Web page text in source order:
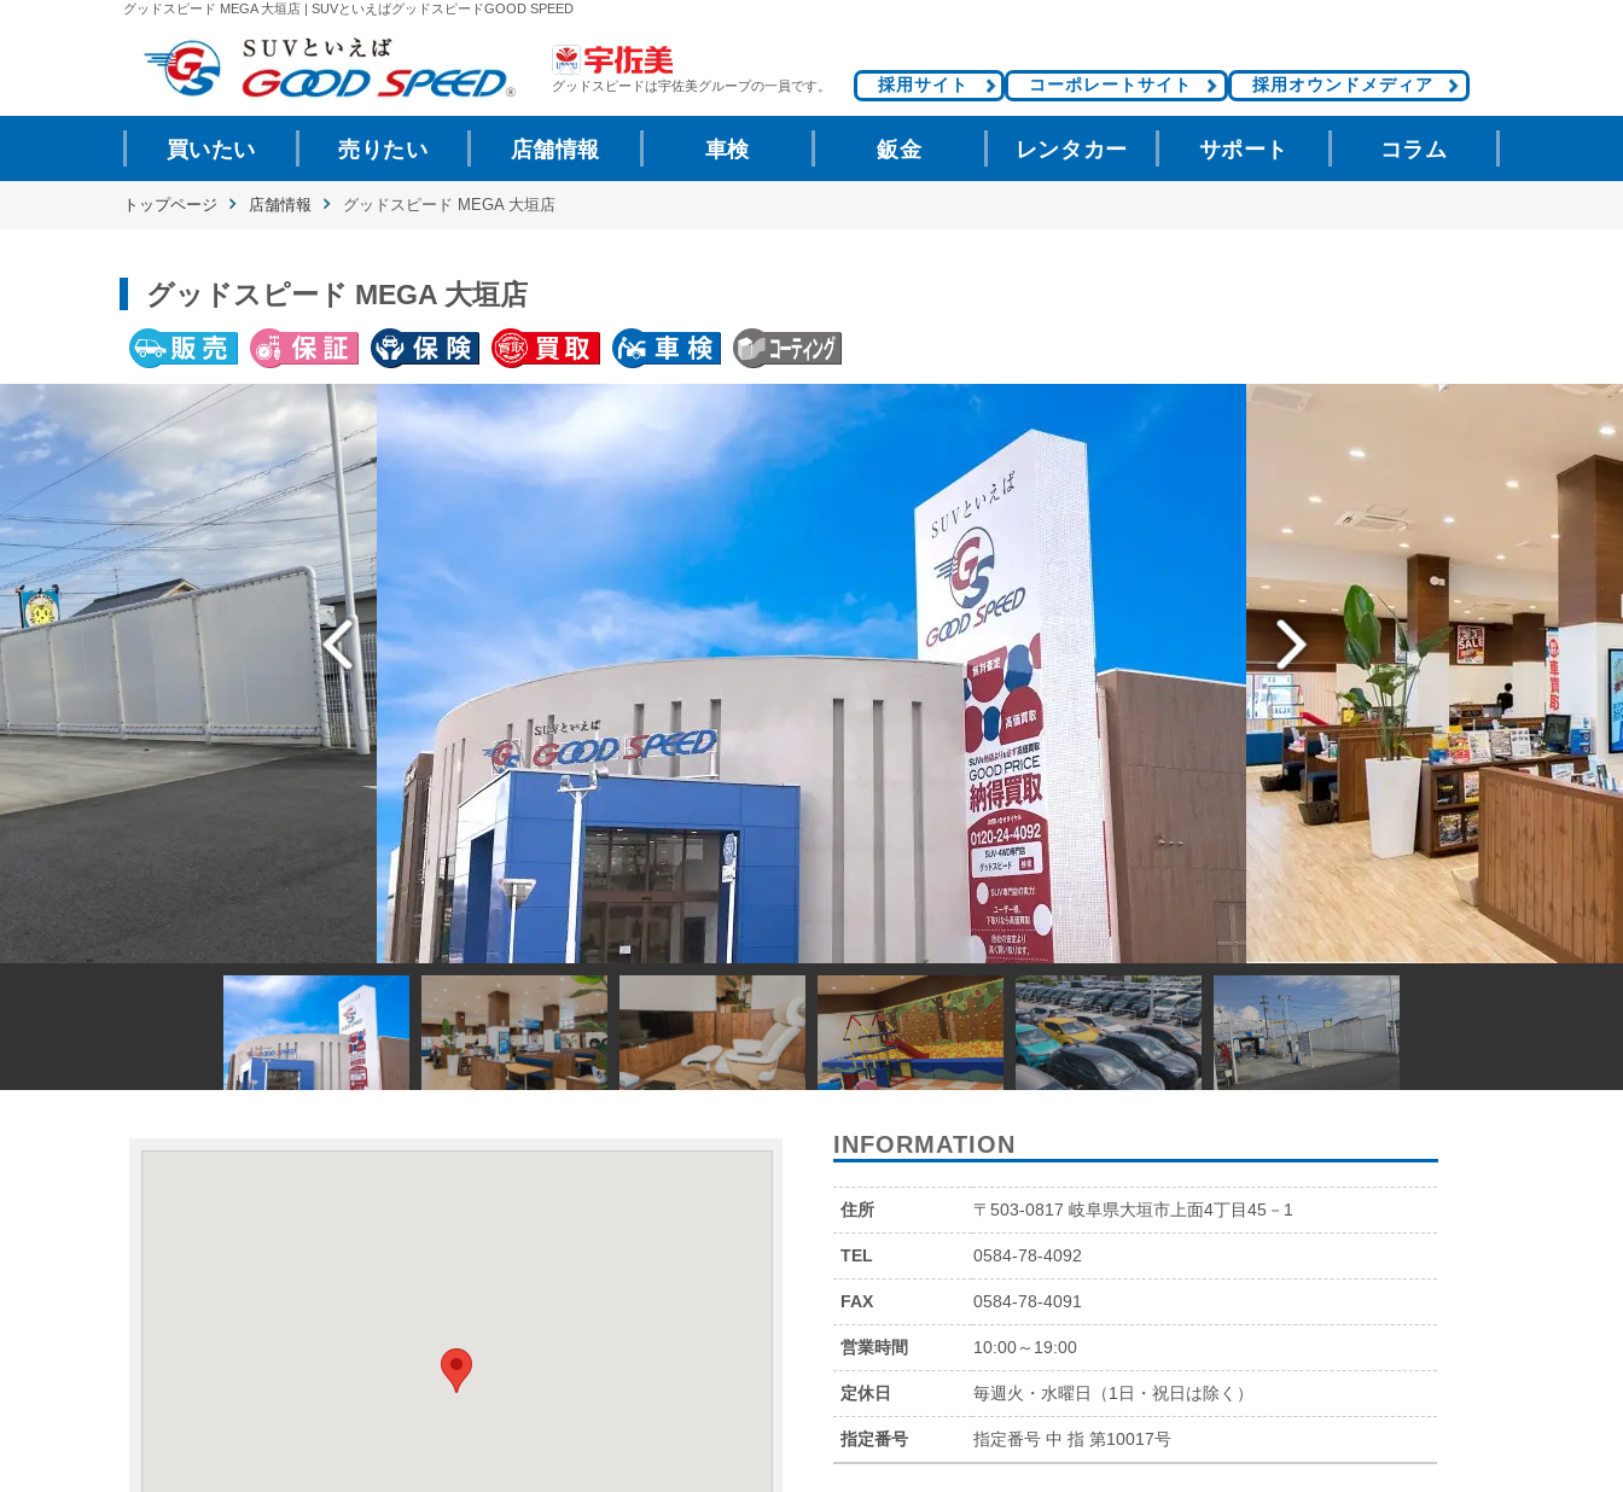
グッドスピード MEGA 大垣店 | SUVといえばグッドスピードGOOD SPEED
グッドスピードは宇佐美グループの一員です。 採用サイト コーポレートサイト 採用オウンドメディア
買いたい 売りたい 店舗情報 車検 鈑金 レンタカー サポート コラム
トップページ 店舗情報 グッドスピード MEGA 大垣店
グッドスピード MEGA 大垣店
様もお気軽にご利用下さい。 ＧＯＯＤＳＰＥＥＤ岐阜２店舗目は大型のＭＥＧＡ大垣店☆総在庫２００台ＯＶＥＲ！！ ショールームは開放感あふれており、ゆった
INFORMATION
住所 〒503-0817岐阜県大垣市上面4丁目45－1
TEL 0584-78-4092
FAX 0584-78-4091
営業時間 10:00～19:00
定休日 毎週火・水曜日（1日・祝日は除く）
指定番号 指定番号 中 指 第10017号